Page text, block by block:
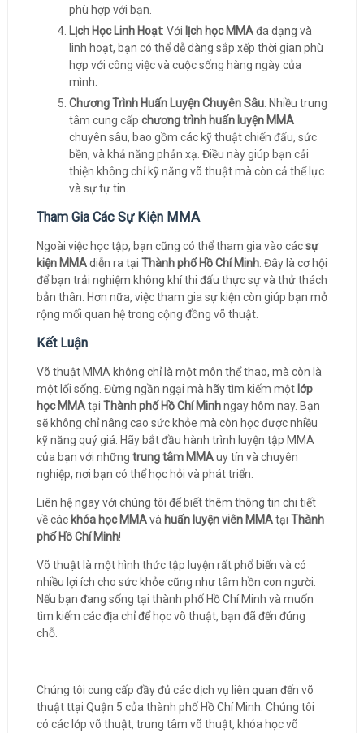
phù hợp với bạn.
Lịch Học Linh Hoạt: Với lịch học MMAđa dạng và
linh hoạt, bạn có thể dễ dàng sắp xếp thời gian phù
hợp với công việc và cuộc sống hàng ngày của
mình.
Chương Trình Huấn Luyện Chuyên Sâu: Nhiều trung
tâm cung cấp chương trình huấn luyện MMA
chuyên sâu, bao gồm các kỹ thuật chiến đấu, sức
bền, và khả năng phản xạ. Điều này giúp bạn cải
thiện không chỉ kỹ năng võ thuật mà còn cả thể lực
và sự tự tin.
Tham Gia Các Sự Kiện MMA
Ngoài việc học tập, bạn cũng có thể tham gia vào cácsự
kiện MMAdiễn ra tại Thành phố Hồ Chí Minh. Đây là cơ hội
để bạn trải nghiệm không khí thi đấu thực sự và thử thách
bản thân. Hơn nữa, việc tham gia sự kiện còn giúp bạn mở
rộng mối quan hệ trong cộng đồng võ thuật.
Kết Luận
Võ thuật MMA không chỉ là một môn thể thao, mà còn là
một lối sống. Đừng ngần ngại mà hãy tìm kiếm một lớp
học MMAtại Thành phố Hồ Chí Minhngay hôm nay. Bạn
sẽ không chỉ nâng cao sức khỏe mà còn học được nhiều
kỹ năng quý giá. Hãy bắt đầu hành trình luyện tập MMA
của bạn với những trung tâm MMAuy tín và chuyên
nghiệp, nơi bạn có thể học hỏi và phát triển.
Liên hệ ngay với chúng tôi để biết thêm thông tin chi tiết
về các khóa học MMAvà huấn luyện viên MMAtại Thành
phố Hồ Chí Minh!
Võ thuật là một hình thức tập luyện rất phổ biến và có
nhiều lợi ích cho sức khỏe cũng như tâm hồn con người.
Nếu bạn đang sống tại thành phố Hồ Chí Minh và muốn
tìm kiếm các địa chỉ để học võ thuật, bạn đã đến đúng
chỗ.
Chúng tôi cung cấp đầy đủ các dịch vụ liên quan đến võ
thuật ttại Quận 5 của thành phố Hồ Chí Minh. Chúng tôi
có các lớp võ thuật, trung tâm võ thuật, khóa học võ